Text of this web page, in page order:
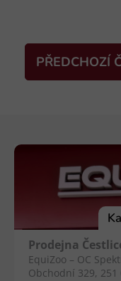
PŘEDCHOZÍ
Prodejna
EquiZoo – OC
Obchodní 329, 251